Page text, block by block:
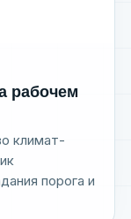
рабочем
климат-
порога и